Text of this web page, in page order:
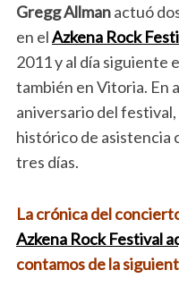
Gregg Allmanactuó
en elAzkena Rock
2011 y al día siguiente
también en Vitoria. En
aniversario del
histórico de asistencia
tres días.
La crónica del
Azkena Rock Festival
contamos de la